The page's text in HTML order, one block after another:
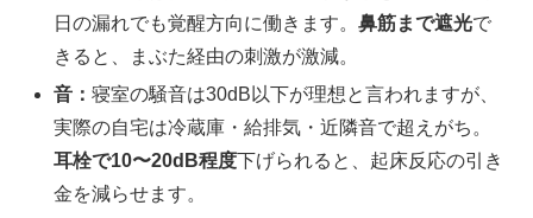
日の漏れでも覚醒方向に働きます。鼻筋まで遮光で
きると、まぶた経由の刺激が激減。
音：寝室の騒音は30dB以下が理想と言われますが、
実際の自宅は冷蔵庫・給排気・近隣音で超えがち。
耳栓で10〜20dB程度下げられると、起床反応の引き
金を減らせます。